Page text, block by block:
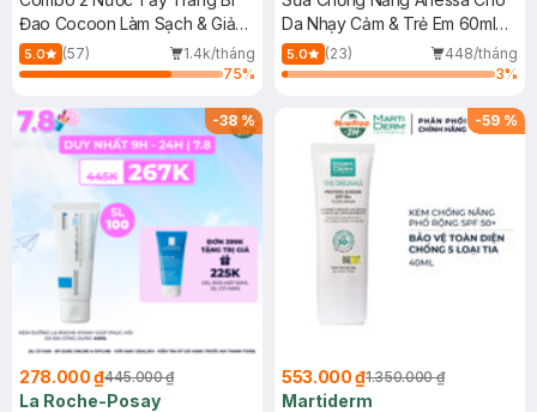
Đao Cocoon Làm Sạch & Giảm
Dầu 500ml
5.0 (57)
1.4k/tháng
75%
Da Nhạy Cảm & Trẻ Em 60ml
(Mới)
5.0 (23)
448/tháng
3%
-38%
278.000 ₫445.000 ₫
La Roche-Posay
-59 %
553.000 ₫1.350.000 ₫
Martiderm